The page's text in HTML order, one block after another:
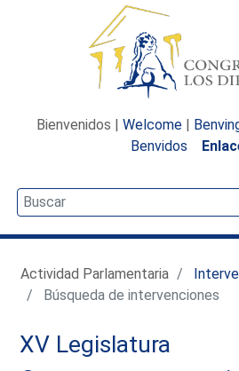
Bienvenidos | Welcome |
Benvidos
Actividad Parlamentaria
Búsqueda de intervenciones
XV Legislatura